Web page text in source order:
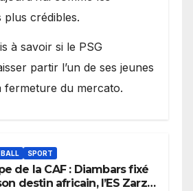
plus crédibles.
à savoir si le PSG
partir l’un de ses jeunes
fermeture du mercato.
SPORT
de la CAF : Diambars fixé
destin africain, l’ES Zarzis